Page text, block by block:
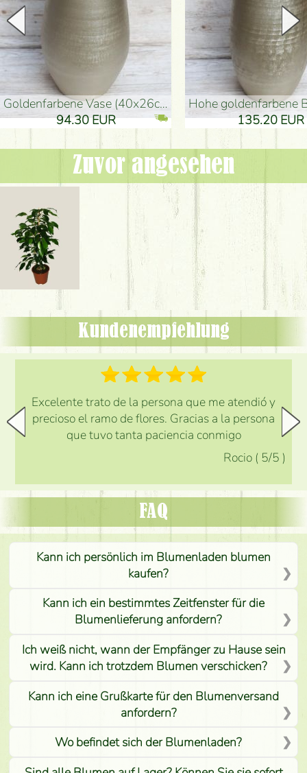
goldenfarbene Vase (40x26cm)
94.30 EUR
hohe goldenfarbene
135.20 EUR
Zuvor angesehen
Kundenempfehlung
Excelente trato de la persona que me atendió y
precioso el ramo de flores. Gracias a la persona
que tuvo tanta paciencia conmigo
Rocio ( 5/5 )
FAQ
Kann ich persönlich im Blumenladen blumen
kaufen?
Kann ich ein bestimmtes Zeitfenster für die
Blumenlieferung anfordern?
Ich weiß nicht, wann der Empfänger zu Hause sein
wird. Kann ich trotzdem Blumen verschicken?
Kann ich eine Grußkarte für den Blumenversand
anfordern?
Wo befindet sich der Blumenladen?